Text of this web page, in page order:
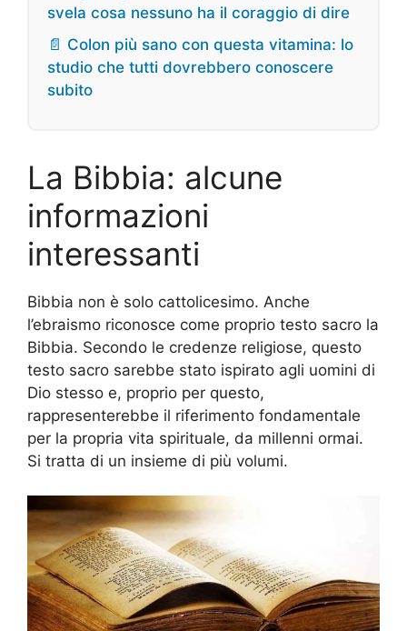
svela cosa nessuno ha il coraggio di dire
📄 Colon più sano con questa vitamina: lo
studio che tutti dovrebbero conoscere
subito
La Bibbia: alcune
informazioni
interessanti
Bibbia non è solo cattolicesimo. Anche
l’ebraismo riconosce come proprio testo sacro la
Bibbia. Secondo le credenze religiose, questo
testo sacro sarebbe stato ispirato agli uomini di
Dio stesso e, proprio per questo,
rappresenterebbe il riferimento fondamentale
per la propria vita spirituale, da millenni ormai.
Si tratta di un insieme di più volumi.